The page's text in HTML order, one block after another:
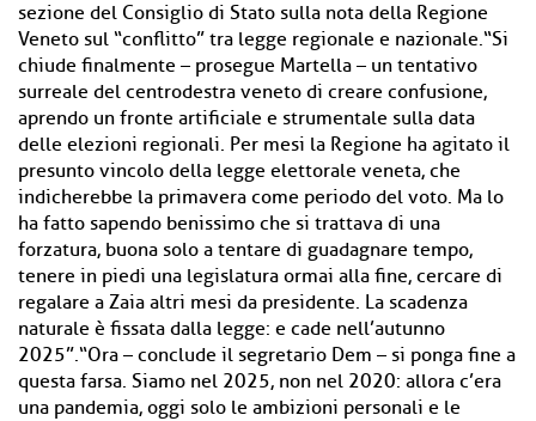
sezione del Consiglio di Stato sulla nota della Regione
Veneto sul “conflitto” tra legge regionale e nazionale.“Si
chiude finalmente – prosegue Martella – un tentativo
surreale del centrodestra veneto di creare confusione,
aprendo un fronte artificiale e strumentale sulla data
delle elezioni regionali. Per mesi la Regione ha agitato il
presunto vincolo della legge elettorale veneta, che
indicherebbe la primavera come periodo del voto. Ma lo
ha fatto sapendo benissimo che si trattava di una
forzatura, buona solo a tentare di guadagnare tempo,
tenere in piedi una legislatura ormai alla fine, cercare di
regalare a Zaia altri mesi da presidente. La scadenza
naturale è fissata dalla legge: e cade nell’autunno
2025”.“Ora – conclude il segretario Dem – si ponga fine a
questa farsa. Siamo nel 2025, non nel 2020: allora c’era
una pandemia, oggi solo le ambizioni personali e le